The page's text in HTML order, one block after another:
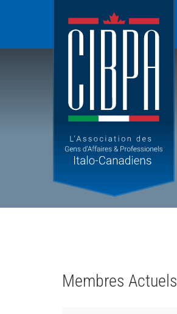
Canadian
Italian
Membres Actuels